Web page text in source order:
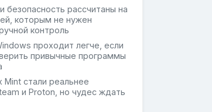
безопасность рассчитаны на
которым не нужен
контроль
проходит легче, если
привычные программы
Mint стали реальнее
и Proton, но чудес ждать